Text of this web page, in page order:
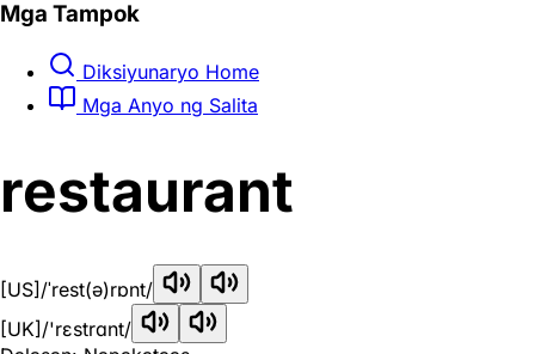
Mga Tampok
Diksiyunaryo Home
Mga Anyo ng Salita
restaurant
[US] /ˈrest(ə)rɒnt/
[UK] /'rɛstrɑnt/